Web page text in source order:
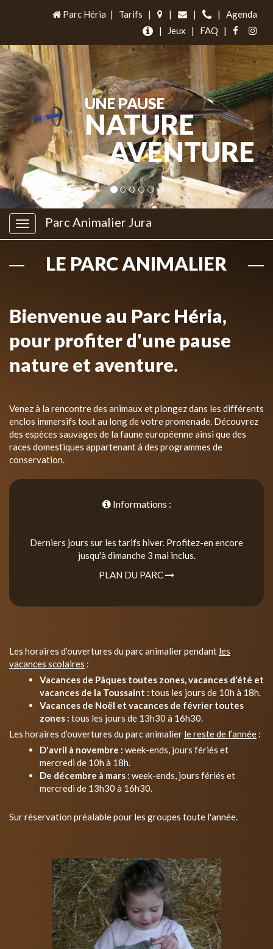
Parc Héria | Tarifs | | | |
Agenda
|
Jeux | FAQ |
UNE PAUSE
NATURE
&AVENTURE
Parc Animalier Jura
LE PARC ANIMALIER
Bienvenue au Parc Héria,
pour profiter d'une pause
nature et aventure.
Venez à la rencontre des animaux et plongez dans les différents
enclos immersifs tout au long de votre promenade. Découvrez
des espèces sauvages de la faune européenne ainsi que des
races domestiques appartenant à des programmes de
conservation.
Informations :
Derniers jours sur les tarifs hiver. Profitez-en encore
jusqu'à dimanche 3 mai inclus.
PLAN DU PARC
Les horaires d’ouvertures du parc animalier pendant les
vacances scolaires :
Vacances de Pâques toutes zones, vacances d'été et
vacances de la Toussaint : tous les jours de 10h à 18h.
Vacances de Noël et vacances de février toutes
zones : tous les jours de 13h30 à 16h30.
Les horaires d’ouvertures du parc animalier le reste de l’année :
D'avril à novembre : week-ends, jours fériés et
mercredi de 10h à 18h.
De décembre à mars : week-ends, jours fériés et
mercredi de 13h30 à 16h30.
Sur réservation préalable pour les groupes toute l'année.